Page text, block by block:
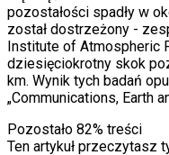
pozostałości spadły w
został dostrzeżony -
Institute of Atmospheric
dziesięciokrotny skok
km. Wynik tych badań
„Communications, Earth
Pozostało 82% treści
Ten artykuł przeczytasz